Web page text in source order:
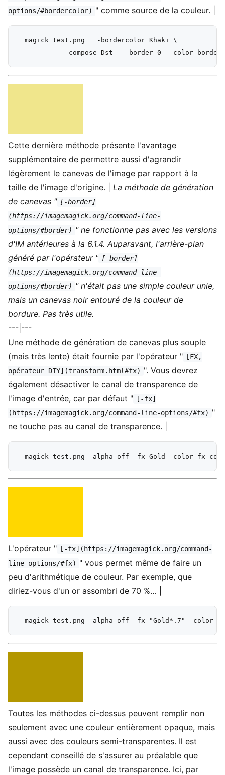
options/#bordercolor) " comme source de la couleur. |
  magick test.png   -bordercolor Khaki \
Cette dernière méthode présente l'avantage
supplémentaire de permettre aussi d'agrandir
légèrement le canevas de l'image par rapport à la
taille de l'image d'origine. | La méthode de génération
de canevas " [-border]
(https://imagemagick.org/command-line-
options/#border) " ne fonctionne pas avec les versions
d'IM antérieures à la 6.1.4. Auparavant, l'arrière-plan
généré par l'opérateur " [-border]
(https://imagemagick.org/command-line-
options/#border) " n'était pas une simple couleur unie,
mais un canevas noir entouré de la couleur de
bordure. Pas très utile.
---|---
Une méthode de génération de canevas plus souple
(mais très lente) était fournie par l'opérateur "
[FX,
opérateur DIY](transform.html#fx) ". Vous devrez
également désactiver le canal de transparence de
l'image d'entrée, car par défaut "
[-fx]
(https://imagemagick.org/command-line-options/#fx) "
ne touche pas au canal de transparence. |
L'opérateur "
[-fx](https://imagemagick.org/command-
line-options/#fx) " vous permet même de faire un
peu d'arithmétique de couleur. Par exemple, que
diriez-vous d'un or assombri de 70 %… |
Toutes les méthodes ci-dessus peuvent remplir non
seulement avec une couleur entièrement opaque, mais
aussi avec des couleurs semi-transparentes. Il est
cependant conseillé de s'assurer au préalable que
l'image possède un canal de transparence. Ici, par